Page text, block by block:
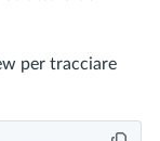
per tracciare